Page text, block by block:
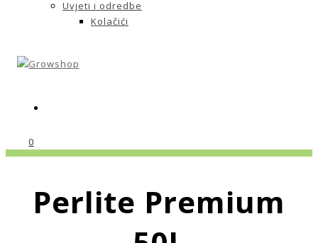
Uvjeti i odredbe
Kolačići
0
Perlite Premium